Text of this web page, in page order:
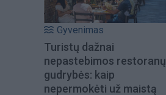
Gyvenimas
Turistų dažnai
nepastebimos restoranų
gudrybės: kaip
nepermokėti už maistą